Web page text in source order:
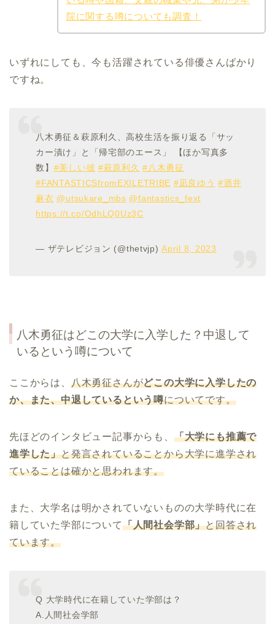
院に関する噂についても調査！
いずれにしても、今も活躍されている俳優さんばかり
ですね。
八木勇征＆萩原利久、高校生活を振り返る「サッ
カー漬け」と「帰宅部のエース」 【ほか写真多
数】 #美しい彼 #萩原利久 #八木勇征
#FANTASTICSfromEXILETRIBE #凪良ゆう #酒井
麻衣 @utsukare_mbs @fantastics_fext
https://t.co/OdhLQ0Uz3C
— ザテレビジョン (@thetvjp)April 8, 2023
八木勇征はどこの大学に入学した？中退して
いるという噂について
ここからは、 八木勇征さんがどこの大学に入学したの
か、また、中退しているという噂についてです。
先ほどのインタビュー記事からも、 「大学にも推薦で
進学した」と発言されていることから大学に進学され
ていることは確かと思われます。
また、大学名は明かされていないものの大学時代に在
籍していた学部について「人間社会学部」と回答され
ています。
Q 大学時代に在籍していた学部は？
A.人間社会学部